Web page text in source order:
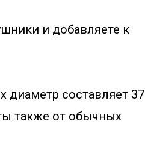
и добавляете к
диаметр составляет 37
также от обычных